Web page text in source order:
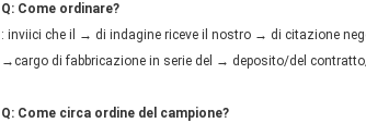
Q: Come ordinare?
: inviici che il → di indagine riceve il nostro → di citazione
→cargo di fabbricazione in serie del → deposito/del
Q: Come circa ordine del campione?